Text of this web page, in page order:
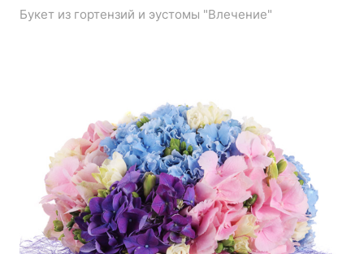
Букет из гортензий и эустомы "Влечение"